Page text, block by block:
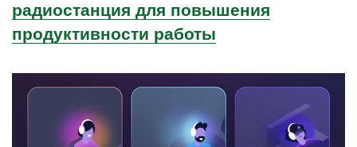
радиостанция для повышения
продуктивности работы